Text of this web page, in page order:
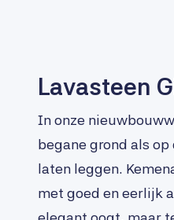
Lavasteen
In onze
begane grond als
laten leggen.
met goed en eerlijk